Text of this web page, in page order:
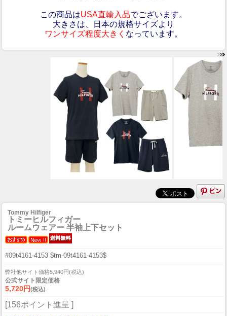
この商品はUSA直輸入品でございます。
大きさは、日本の規格サイズより
ワンサイズ程度大きく なっています。
Tommy Hilfiger
トミーヒルフィガー
ルームウェアー 半袖上下セット
#09t4161-4153 $tm-09t4161-4153$
弊社他サイト価格5,940円(税込)
公式サイト限定価格
5,720円(税込)
[156ポイント進呈 ]